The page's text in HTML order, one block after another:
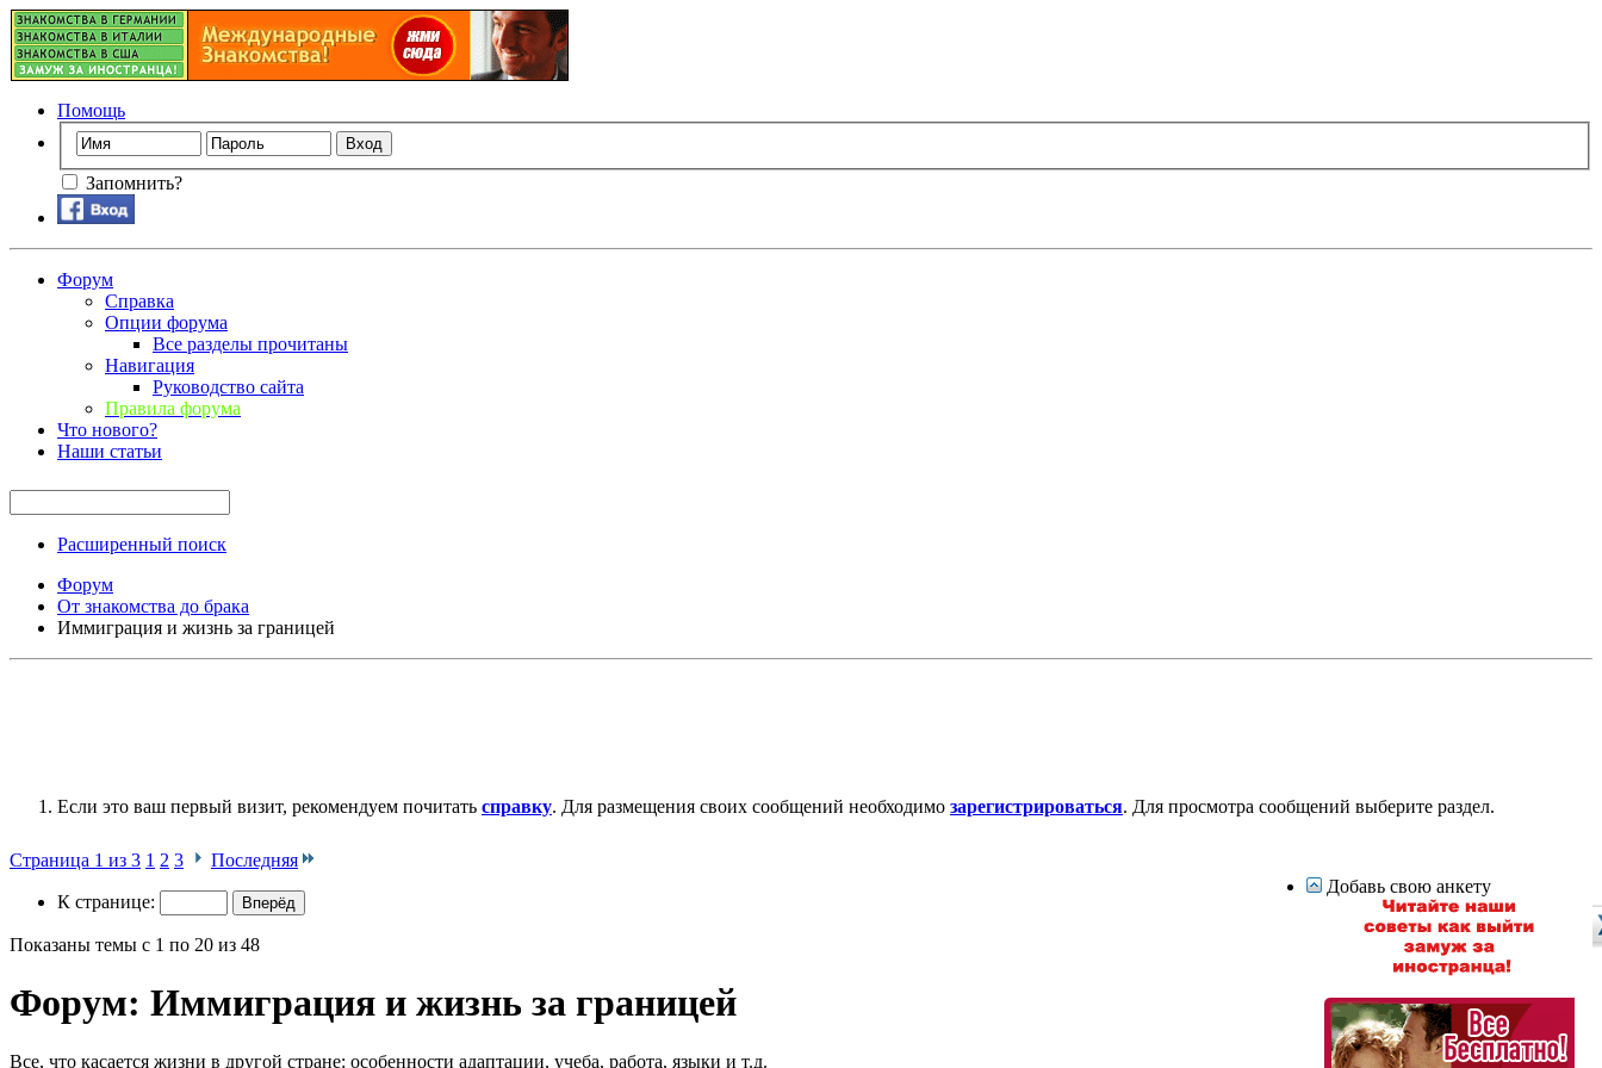
Помощь
Запомнить?
Форум
Справка
Опции форума
Все разделы прочитаны
Навигация
Руководство сайта
Правила форума
Что нового?
Наши статьи
Расширенный поиск
Форум
От знакомства до брака
Иммиграция и жизнь за границей
Если это ваш первый визит, рекомендуем почитать справку. Для размещения своих сообщений необходимо зарегистрироваться. Для просмотра сообщений выберите раздел.
Страница 1 из 3 1 2 3 Последняя
К странице:
Показаны темы с 1 по 20 из 48
Форум: Иммиграция и жизнь за границей
Все, что касается жизни в другой стране: особенности адаптации, учеба, работа, языки и т.д.
Добавь свою анкету